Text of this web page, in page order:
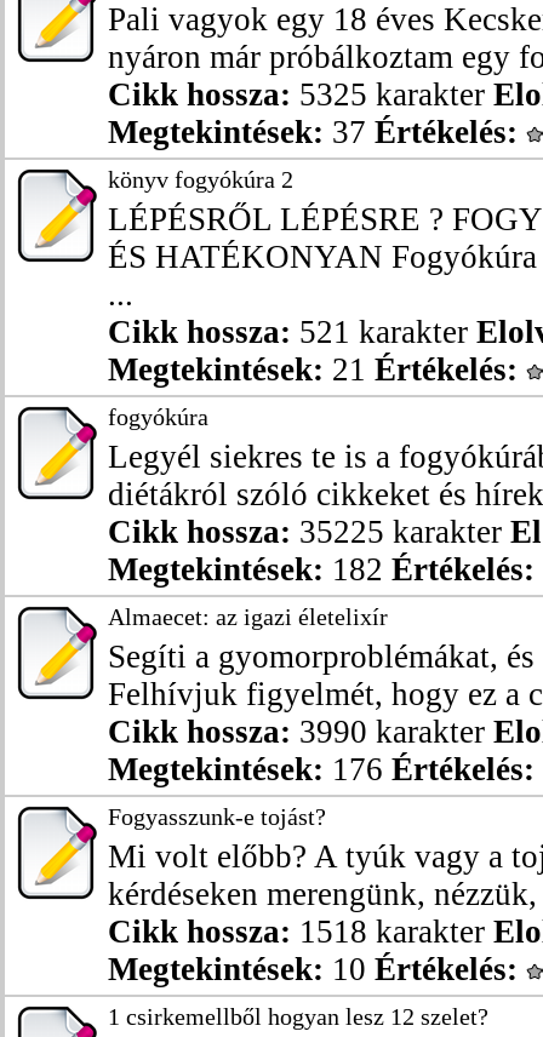
Pali vagyok egy 18 éves
nyáron már próbálkoztam egy
Cikk hossza: 5325 karakter
Megtekintések: 37 Értékelés:
könyv fogyókúra 2
LÉPÉSRŐL LÉPÉSRE ?
ÉS HATÉKONYAN
...
Cikk hossza: 521 karakter
Megtekintések: 21 Értékelés:
fogyókúra
Legyél siekres te is a
diétákról szóló cikkeket és
Cikk hossza: 35225 karakter
Megtekintések: 182 Értékelés:
Almaecet: az igazi életelixír
Segíti a gyomorproblémákat,
Felhívjuk figyelmét, hogy ez a
Cikk hossza: 3990 karakter
Megtekintések: 176 Értékelés:
Fogyasszunk-e tojást?
Mi volt előbb? A tyúk vagy a
kérdéseken merengünk,
Cikk hossza: 1518 karakter
Megtekintések: 10 Értékelés:
1 csirkemellből hogyan lesz 12 szelet?